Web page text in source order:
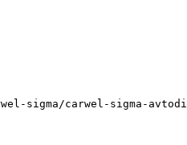
sigma/carwel-sigma-